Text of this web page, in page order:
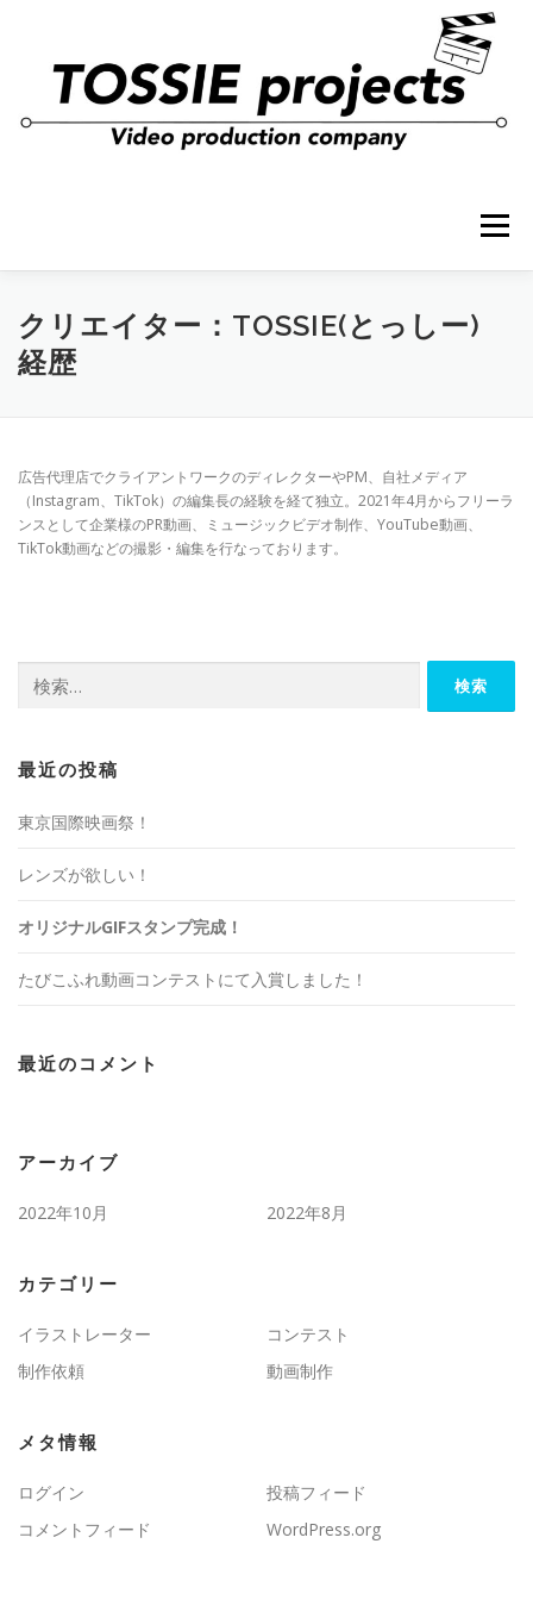
メニュー
クリエイター：TOSSIE(とっしー)
経歴
広告代理店でクライアントワークのディレクターやPM、自社メディア
（Instagram、TikTok）の編集長の経験を経て独立。 2021年4月からフリーラ
ンスとして企業様のPR動画、ミュージックビデオ制作、YouTube動画、
TikTok動画などの撮影・編集を行なっております。
索:
最近の投稿
東京国際映画祭！
レンズが欲しい！
オリジナルGIFスタンプ完成！
たびこふれ動画コンテストにて入賞しました！
最近のコメント
アーカイブ
2022年10月 2022年8月
カテゴリー
イラストレーター
コンテスト
制作依頼
動画制作
メタ情報
ログイン
投稿フィード
コメントフィード
WordPress.org